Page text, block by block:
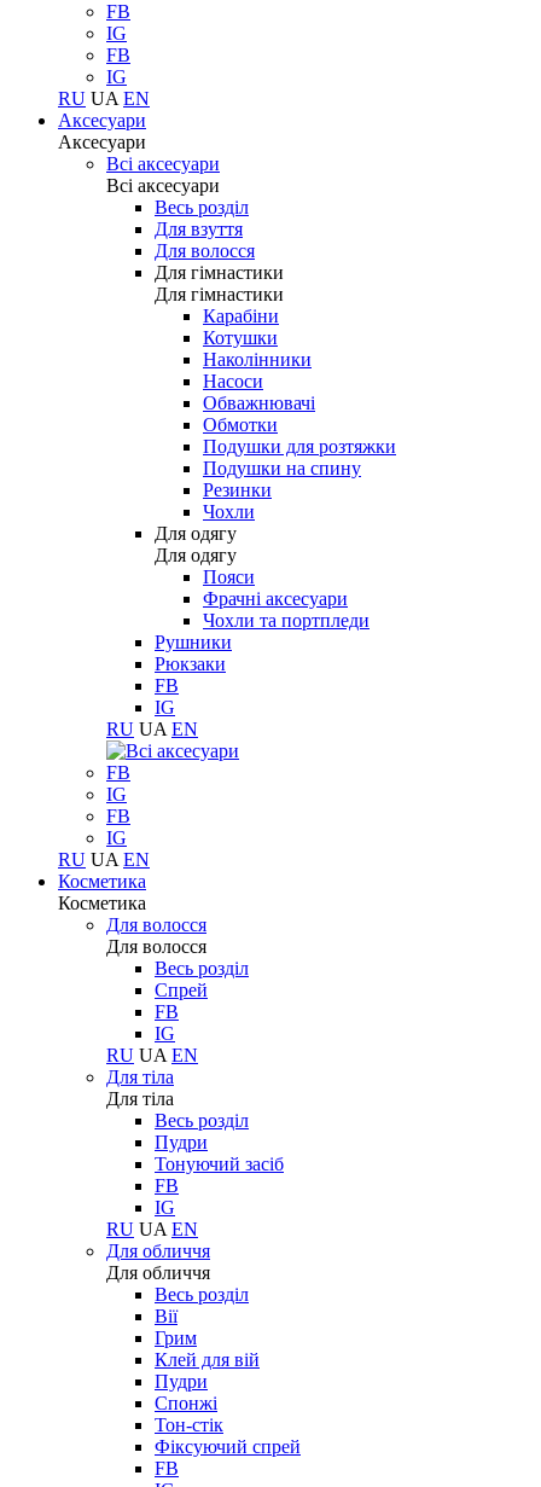
FB
IG
FB
IG
RU UA EN
Аксесуари
Аксесуари
Всі аксесуари
Всі аксесуари
Весь розділ
Для взуття
Для волосся
Для гімнастики
Для гімнастики
Карабіни
Котушки
Наколінники
Насоси
Обважнювачі
Обмотки
Подушки для розтяжки
Подушки на спину
Резинки
Чохли
Для одягу
Для одягу
Пояси
Фрачні аксесуари
Чохли та портпледи
Рушники
Рюкзаки
FB
IG
RU UA EN
FB
IG
FB
IG
RU UA EN
Косметика
Косметика
Для волосся
Для волосся
Весь розділ
Спрей
FB
IG
RU UA EN
Для тіла
Для тіла
Весь розділ
Пудри
Тонуючий засіб
FB
IG
RU UA EN
Для обличчя
Для обличчя
Весь розділ
Вії
Грим
Клей для вій
Пудри
Спонжі
Тон-стік
Фіксуючий спрей
FB